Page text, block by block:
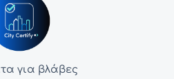
για βλάβες